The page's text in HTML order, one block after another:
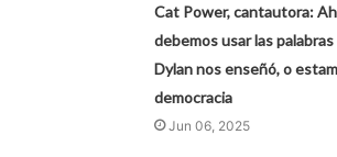
Cat Power, cantautora:
debemos usar las
Dylan nos enseñó, o
democracia
Jun 06, 2025